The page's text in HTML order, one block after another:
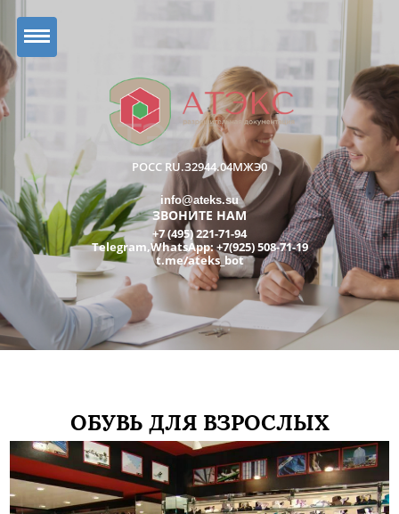
РОСС RU.З2944.04МЖЭ0
ЗВОНИТЕ НАМ
+7 (495) 221-71-94
Telegram,WhatsApp: +7(925) 508-71-19
t.me/ateks_bot
info@ateks.su
ОБУВЬ ДЛЯ ВЗРОСЛЫХ